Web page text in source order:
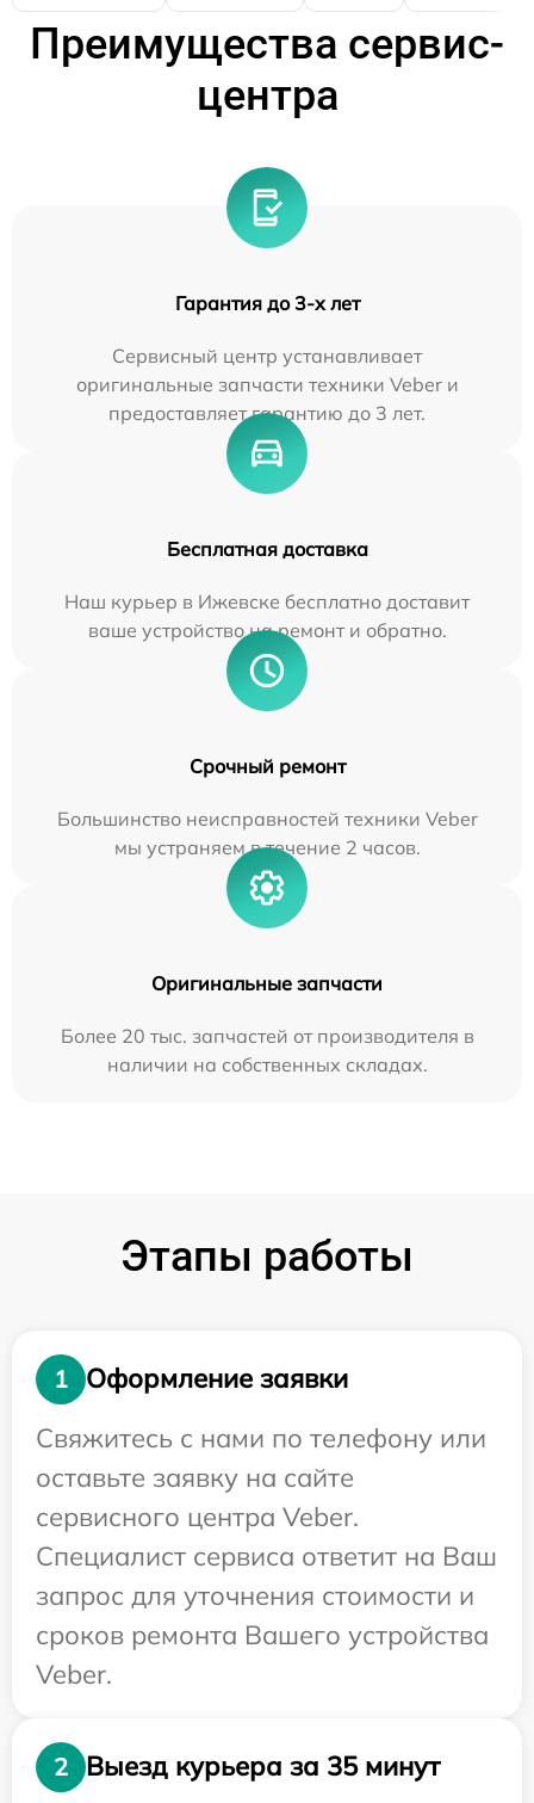
Преимущества сервис-
центра
Гарантия до 3-х лет
Сервисный центр устанавливает
оригинальные запчасти техники Veber и
предоставляет гарантию до 3 лет.
Бесплатная доставка
Наш курьер в Ижевске бесплатно доставит
ваше устройство на ремонт и обратно.
Срочный ремонт
Большинство неисправностей техники Veber
мы устраняем в течение 2 часов.
Оригинальные запчасти
Более 20 тыс. запчастей от производителя в
наличии на собственных складах.
Этапы работы
1
Оформление заявки
Свяжитесь с нами по телефону или
оставьте заявку на сайте
сервисного центра Veber.
Специалист сервиса ответит на Ваш
запрос для уточнения стоимости и
сроков ремонта Вашего устройства
Veber.
2 Выезд курьера за 35 минут